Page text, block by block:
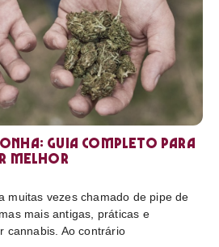
guia completo para
melhor
muitas vezes chamado de pipe de
mais antigas, práticas e
cannabis. Ao contrário